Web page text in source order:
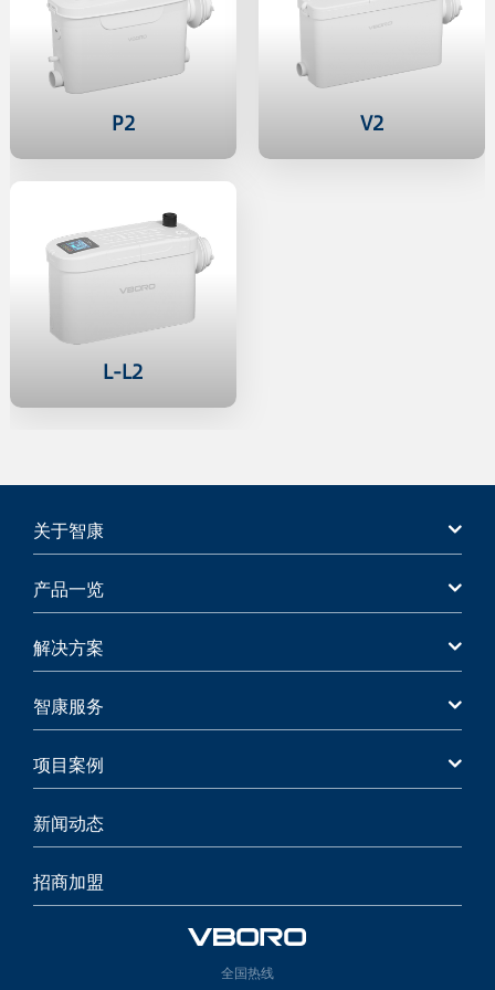
P2 V2
L-L2
关于智康
产品一览
解决方案
智康服务
项目案例
新闻动态
招商加盟
全国热线